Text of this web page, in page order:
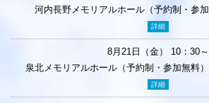
河内長野メモリアルホール（予約制・参
詳細
8月21日（金） 10：30～
泉北メモリアルホール（予約制・参加無料
詳細